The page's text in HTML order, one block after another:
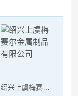
绍兴上虞梅赛尔金属制品有限公司